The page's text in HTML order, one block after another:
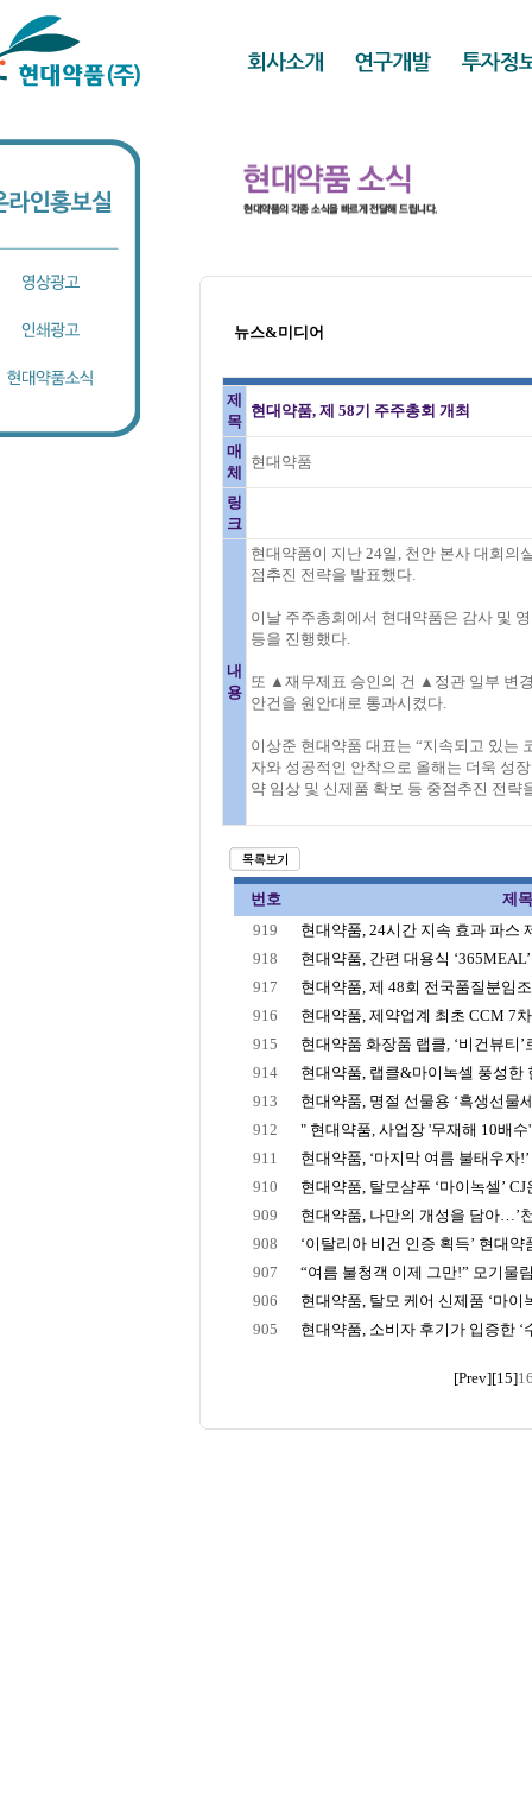
뉴스&미디어
제
목
현대약품, 제 58기 주주총회 개최
매
체
현대약품
링
크
내
용
현대약품이 지난 24일, 천안 본사 대회의
점추진 전략을 발표했다.
이날 주주총회에서 현대약품은 감사 및
등을 진행했다.
또 ▲재무제표 승인의 건 ▲정관 일부 변
안건을 원안대로 통과시켰다.
이상준 현대약품 대표는 “지속되고 있는
자와 성공적인 안착으로 올해는 더욱 성
약 임상 및 신제품 확보 등 중점추진 전략
번호
제목
919
현대약품, 24시간 지속 효과 파스
918
현대약품, 간편 대용식
917
현대약품, 제 48회 전국품질분임
916
현대약품, 제약업계 최초 CCM 7
915
현대약품 화장품 랩클, ‘비건뷰티
914
현대약품, 랩클&마이녹셀 풍성한
913
현대약품, 명절 선물용 ‘흑생선물세
912
" 현대약품, 사업장 '무재해 10배수
911
현대약품, ‘마지막 여름 불태우자
910
현대약품, 탈모샴푸 ‘마이녹셀’ CJ
909
현대약품, 나만의 개성을 담아…’
908
‘이탈리아 비건 인증 획득’ 현대약
907
“여름 불청객 이제 그만!” 모기물
906
현대약품, 탈모 케어 신제품 ‘마이
905
현대약품, 소비자 후기가 입증한 ‘
[Prev][15]